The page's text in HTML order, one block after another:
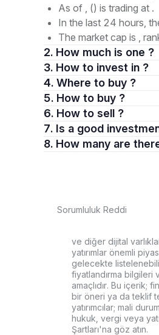
As of , () is trading at .
In the last 24 hours,
The market cap is ,
2. How much is one ?
3. How to invest in ?
4. Where to buy ?
5. How to buy ?
6. How to sell ?
7. Is a good
8. How many are
Sorumluluk Reddi
ve diğer dijital
yatırımlar önemli
gelecekte
fiyatlandırma bilgileri
amaçlıdır. Bu içerik;
bir öneri ya da teklif
yatırımcılar; mali
hukuk, vergi veya
Şartları'na göz atın.